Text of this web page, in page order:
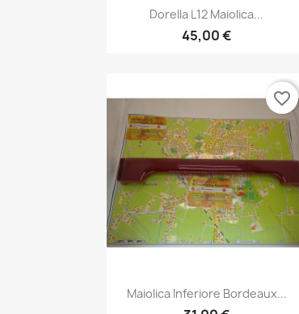
Anteprima
Dorella L12 Maiolica...
45,00 €
Anteprima
Maiolica Inferiore Bordeaux...
favorite_border